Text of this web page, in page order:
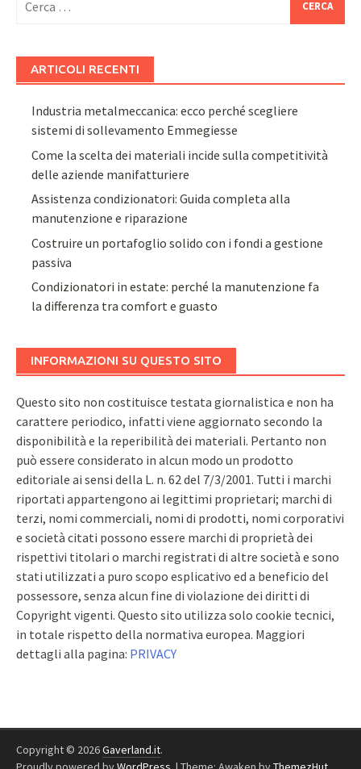
per:
ARTICOLI RECENTI
Industria metalmeccanica: ecco perché scegliere
sistemi di sollevamento Emmegiesse
Come la scelta dei materiali incide sulla competitività
delle aziende manifatturiere
Assistenza condizionatori: Guida completa alla
manutenzione e riparazione
Costruire un portafoglio solido con i fondi a gestione
passiva
Condizionatori in estate: perché la manutenzione fa
la differenza tra comfort e guasto
INFORMAZIONI SU QUESTO SITO
Questo sito non costituisce testata giornalistica e non ha
carattere periodico, infatti viene aggiornato secondo la
disponibilità e la reperibilità dei materiali. Pertanto non
può essere considerato in alcun modo un prodotto
editoriale ai sensi della L. n. 62 del 7/3/2001. Tutti i marchi
riportati appartengono ai legittimi proprietari; marchi di
terzi, nomi commerciali, nomi di prodotti, nomi corporativi
e società citati possono essere marchi di proprietà dei
rispettivi titolari o marchi registrati di altre società e sono
stati utilizzati a puro scopo esplicativo ed a beneficio del
possessore, senza alcun fine di violazione dei diritti di
Copyright vigenti. Questo sito utilizza solo cookie tecnici,
in totale rispetto della normativa europea. Maggiori
dettagli alla pagina: PRIVACY
Copyright © 2026Gaverland.it.